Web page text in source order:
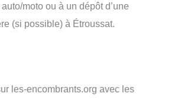
moto ou à un dépôt d’une
(si possible) à Étroussat.
les-encombrants.org avec les